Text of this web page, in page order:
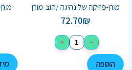
מורן-פזיקה של נהיגה /הוצ. מורן
72.70₪
−
+
הוספה